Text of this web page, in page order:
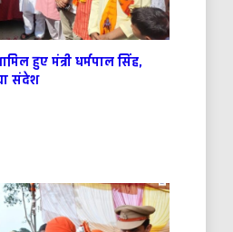
हुए मंत्री धर्मपाल सिंह,
संदेश